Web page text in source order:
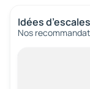
Idées d’escales
Nos